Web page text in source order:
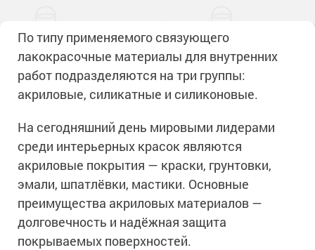
По типу применяемого связующего
лакокрасочные материалы для внутренних
работ подразделяются на три группы:
акриловые, силикатные и силиконовые.
На сегодняшний день мировыми лидерами
среди интерьерных красок являются
акриловые покрытия — краски, грунтовки,
эмали, шпатлёвки, мастики. Основные
преимущества акриловых материалов —
долговечность и надёжная защита
покрываемых поверхностей.